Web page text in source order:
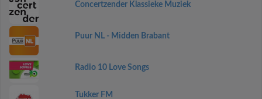
Concertzender Klassieke Muziek
Puur NL - Midden Brabant
Radio 10 Love Songs
Tukker FM